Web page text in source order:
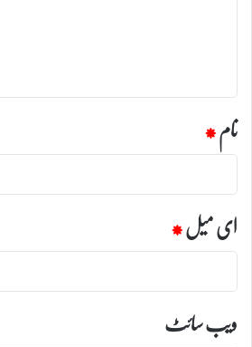
نام*
ای میل*
ویب‌ سائٹ